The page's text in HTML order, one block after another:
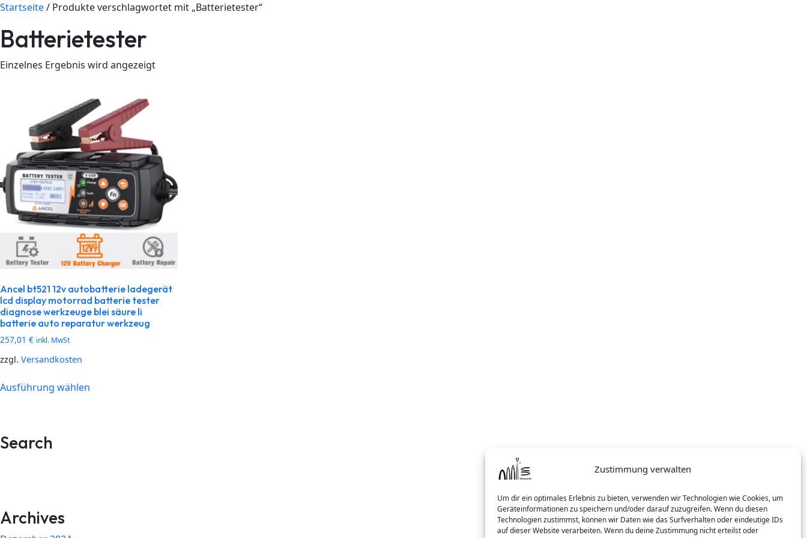
Zustimmung verwalten
Um dir ein optimales Erlebnis zu bieten, verwenden wir Technologien wie Cookies, um
Geräteinformationen zu speichern und/oder darauf zuzugreifen. Wenn du diesen
Technologien zustimmst, können wir Daten wie das Surfverhalten oder eindeutige IDs
auf dieser Website verarbeiten. Wenn du deine Zustimmung nicht erteilst oder
Startseite/ Produkte verschlagwortet mit „Batterietester“
Batterietester
Einzelnes Ergebnis wird angezeigt
Ancel bt521 12v autobatterie ladegerät
lcd display motorrad batterie tester
diagnose werkzeuge blei säure li
batterie auto reparatur werkzeug
257,01 € inkl. MwSt
zzgl. Versandkosten
Ausführung wählen
Search
Archives